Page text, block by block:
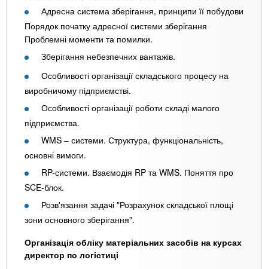
Адресна система зберігання, принципи її побудови
Порядок початку адресної системи зберігання
Проблемні моменти та помилки.
Зберігання небезпечних вантажів.
Особливості організації складського процесу на
виробничому підприємстві.
Особливості організації роботи складі малого
підприємства.
WMS – системи. Структура, функціональність,
основні вимоги.
RP-системи. Взаємодія RP та WMS. Поняття про
SCE-блок.
Розв'язання задачі "Розрахунок складської площі
зони основного зберігання".
Організація обліку матеріальних засобів на курсах
директор по логістиці